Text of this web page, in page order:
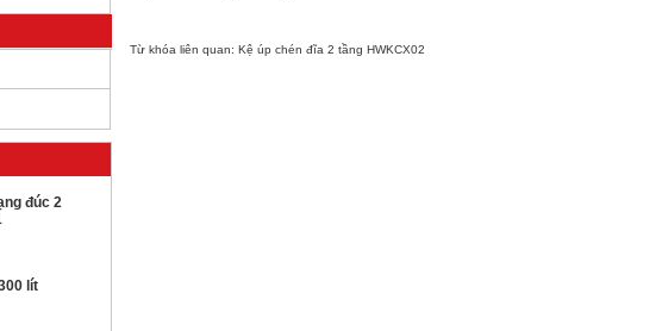
Từ khóa liên quan: Kệ úp chén đĩa 2 tầng HWKCX02
đúc 2
lít
Sơn Hà
2